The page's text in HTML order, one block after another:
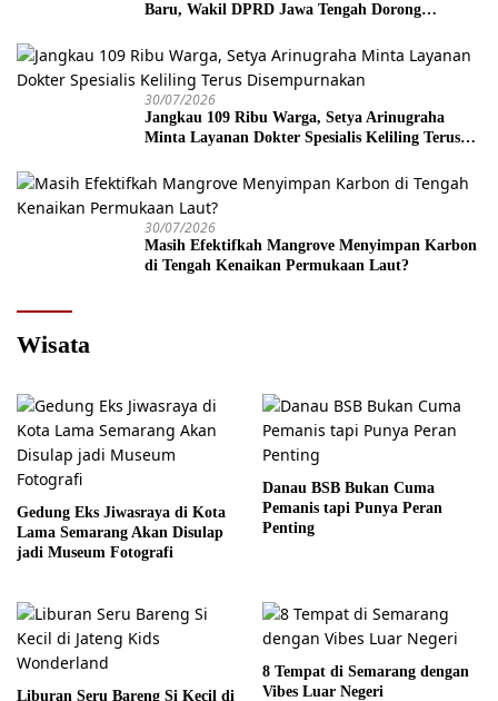
Baru, Wakil DPRD Jawa Tengah Dorong
30/07/2026
Jangkau 109 Ribu Warga, Setya Arinugraha
Minta Layanan Dokter Spesialis Keliling Terus
30/07/2026
Masih Efektifkah Mangrove Menyimpan Karbon
di Tengah Kenaikan Permukaan Laut?
Wisata
Gedung Eks Jiwasraya di Kota
Lama Semarang Akan Disulap
jadi Museum Fotografi
Danau BSB Bukan Cuma
Pemanis tapi Punya Peran
Penting
Liburan Seru Bareng Si Kecil di
8 Tempat di Semarang dengan
Vibes Luar Negeri